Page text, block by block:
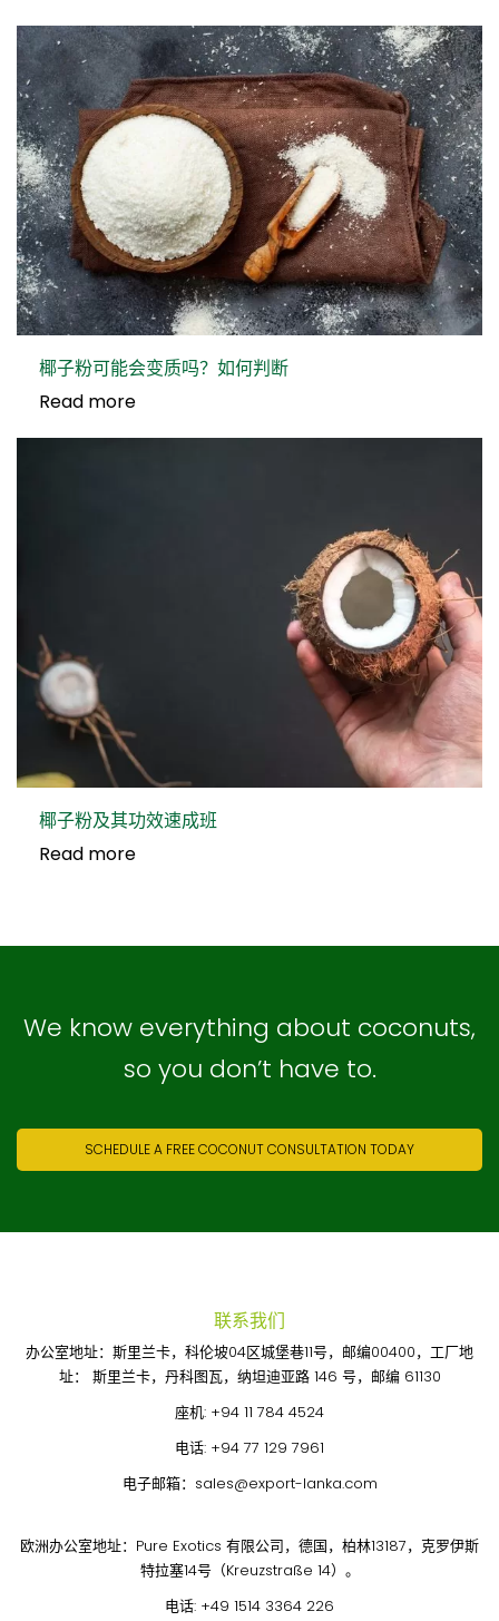
椰子粉可能会变质吗？如何判断
Read more
椰子粉及其功效速成班
Read more
We know everything about coconuts,
so you don’t have to.
SCHEDULE A FREE COCONUT CONSULTATION TODAY
联系我们
办公室地址：斯里兰卡，科伦坡04区城堡巷11号，邮编00400，工厂地
址： 斯里兰卡，丹科图瓦，纳坦迪亚路 146 号，邮编 61130
座机: +94 11 784 4524
电话: +94 77 129 7961
电子邮箱： sales@export-lanka.com
欧洲办公室地址：Pure Exotics 有限公司，德国，柏林13187，克罗伊斯
特拉塞14号（Kreuzstraße 14）。
电话: +49 1514 3364 226